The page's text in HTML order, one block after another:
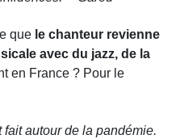
que le chanteur revienne
avec du jazz, de la
en France ? Pour le
autour de la pandémie.